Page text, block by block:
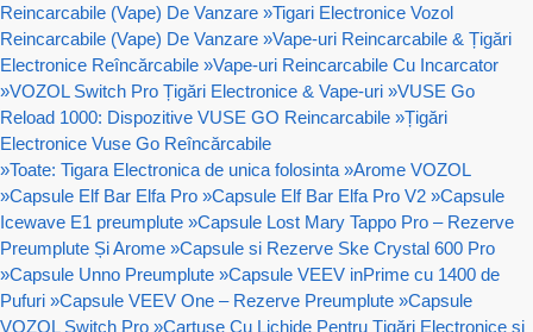
Reincarcabile (Vape) De Vanzare »Tigari Electronice Vozol
Reincarcabile (Vape) De Vanzare »Vape-uri Reincarcabile & Țigări
Electronice Reîncărcabile »Vape-uri Reincarcabile Cu Incarcator
»VOZOL Switch Pro Țigări Electronice & Vape-uri »VUSE Go
Reload 1000: Dispozitive VUSE GO Reincarcabile »Țigări
Electronice Vuse Go Reîncărcabile
»Toate: Tigara Electronica de unica folosinta »Arome VOZOL
»Capsule Elf Bar Elfa Pro »Capsule Elf Bar Elfa Pro V2 »Capsule
Icewave E1 preumplute »Capsule Lost Mary Tappo Pro – Rezerve
Preumplute Și Arome »Capsule si Rezerve Ske Crystal 600 Pro
»Capsule Unno Preumplute »Capsule VEEV inPrime cu 1400 de
Pufuri »Capsule VEEV One – Rezerve Preumplute »Capsule
VOZOL Switch Pro »Cartușe Cu Lichide Pentru Țigări Electronice si